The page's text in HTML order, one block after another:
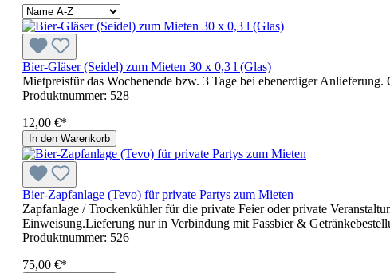
Bier-Gläser (Seidel) zum Mieten 30 x 0,3 l (Glas)
Mietpreisfür das Wochenende bzw. 3 Tage bei ebenerdiger
Produktnummer: 528
12,00 €*
In den Warenkorb
Bier-Zapfanlage (Tevo) für private Partys zum Mieten
Zapfanlage / Trockenkühler für die private Feier oder private
Einweisung.Lieferung nur in Verbindung mit Fassbier &
Produktnummer: 526
75,00 €*